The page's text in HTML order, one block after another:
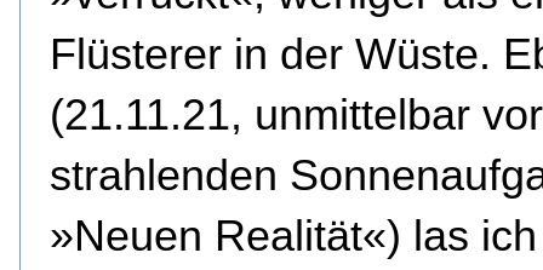
Flüsterer in der Wüste.
(21.11.21, unmittelbar
strahlenden
»Neuen Realität«) las